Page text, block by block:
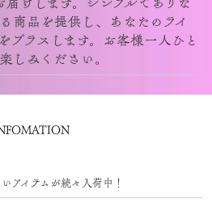
商品 を提供し、あなたのライ
プラスします。お客様一人ひと
しみください。
アイテムが続々入荷中！